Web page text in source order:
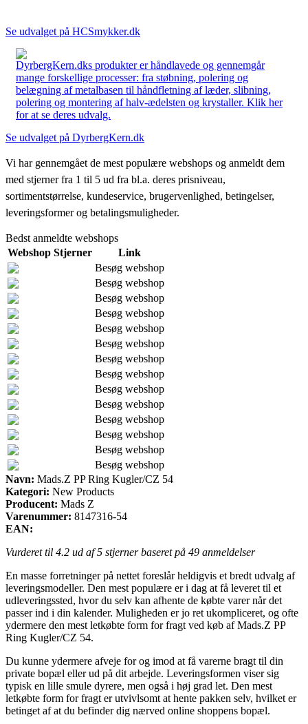
Se udvalget på HCSmykker.dk
DyrbergKern.dks produkter er håndlavede og gennemgår
mange forskellige processer: fra støbning, polering og
belægning af metalbasen til håndfletning af læder, slibning,
polering og montering af halv-ædelsten og krystaller. Klik her
for at se deres udvalg.
Se udvalget på DyrbergKern.dk
Vi har gennemgået de mest populære webshops og anmeldt dem
med stjerner fra 1 til 5 ud fra bl.a. deres prisniveau,
sortimentstørrelse, kundeservice, brugervenlighed, betingelser,
leveringsformer og betalingsmuligheder.
Bedst anmeldte webshops
Webshop Stjerner
Link
Besøg webshop
Besøg webshop
Besøg webshop
Besøg webshop
Besøg webshop
Besøg webshop
Besøg webshop
Besøg webshop
Besøg webshop
Besøg webshop
Besøg webshop
Besøg webshop
Besøg webshop
Besøg webshop
Navn: Mads.Z PP Ring Kugler/CZ 54
Kategori: New Products
Producent: Mads Z
Varenummer: 8147316-54
EAN:
Vurderet til 4.2 ud af 5 stjerner baseret på 49 anmeldelser
En masse forretninger på nettet foreslår heldigvis et bredt udvalg af
leveringsmodeller. Den mest populære er i dag at få leveret til et
udleveringssted, hvor du selv kan afhente de købte varer når det
passer ind i din kalender. Muligheden er jo ret ukompliceret, og ofte
ydermere den mest letkøbte form for fragt ved køb af Mads.Z PP
Ring Kugler/CZ 54.
Du kunne ydermere afveje for og imod at få varerne bragt til din
private bopæl eller ud på dit arbejde. Leveringsformen viser sig
typisk en lille smule dyrere, men også i høj grad let. Den mest
letkøbte form for fragt er utvivlsomt at hente pakken selv, hvilket er
betinget af at du befinder dig nærved online shoppens bopæl.